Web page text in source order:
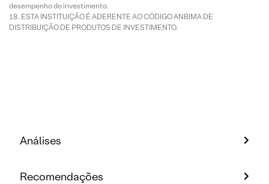
desempenho do investimento.
ESTA INSTITUIÇÃO É ADERENTE AO CÓDIGO ANBIMA DE
DISTRIBUIÇÃO DE PRODUTOS DE INVESTIMENTO.
Análises
Recomendações